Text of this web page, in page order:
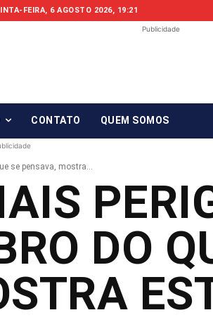
FEIRA, 6 AGOSTO 2026, 19:21
Publicidade
CONTATO QUEM SOMOS
se pensava, mostra...
DO